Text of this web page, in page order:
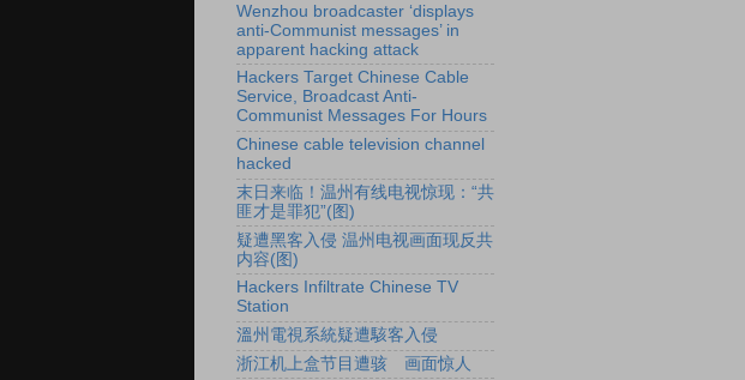
Wenzhou broadcaster ‘displays
anti-Communist messages’ in
apparent hacking attack
Hackers Target Chinese Cable
Service, Broadcast Anti-
Communist Messages For Hours
Chinese cable television channel
hacked
末日来临！温州有线电视惊现：“共
匪才是罪犯”(图)
疑遭黑客入侵 温州电视画面现反共
内容(图)
Hackers Infiltrate Chinese TV
Station
溫州電視系統疑遭駭客入侵
浙江机上盒节目遭骇 画面惊人